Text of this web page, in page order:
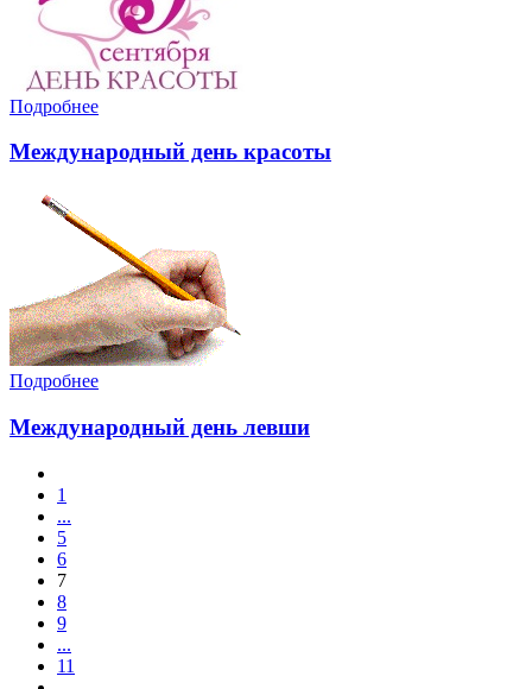
Подробнее
Международный день красоты
Подробнее
Международный день левши
1
...
5
6
7
8
9
...
11